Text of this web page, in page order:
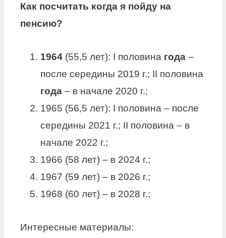
Как посчитать когда я пойду на
пенсию?
1964 (55,5 лет): I половина года –
после середины 2019 г.; II половина
года – в начале 2020 г.;
1965 (56,5 лет): I половина – после
середины 2021 г.; II половина – в
начале 2022 г.;
1966 (58 лет) – в 2024 г.;
1967 (59 лет) – в 2026 г.;
1968 (60 лет) – в 2028 г.;
Интересные материалы: